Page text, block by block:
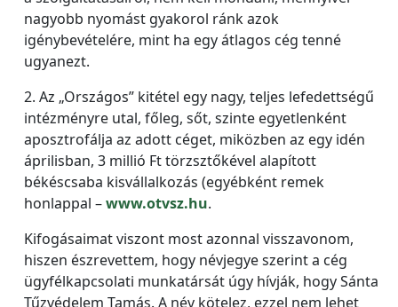
nagyobb nyomást gyakorol ránk azok
igénybevételére, mint ha egy átlagos cég tenné
ugyanezt.
2. Az „Országos” kitétel egy nagy, teljes lefedettségű
intézményre utal, főleg, sőt, szinte egyetlenként
aposztrofálja az adott céget, miközben az egy idén
áprilisban, 3 millió Ft törzsztőkével alapított
békéscsaba kisvállalkozás (egyébként remek
honlappal –www.otvsz.hu.
Kifogásaimat viszont most azonnal visszavonom,
hiszen észrevettem, hogy névjegye szerint a cég
ügyfélkapcsolati munkatársát úgy hívják, hogy Sánta
Tűzvédelem Tamás. A név kötelez, ezzel nem lehet